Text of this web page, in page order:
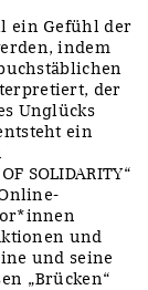
ein Gefühl der
indem
der
Unglücks
ein
SOLIDARITY“
und
und seine
„Brücken“